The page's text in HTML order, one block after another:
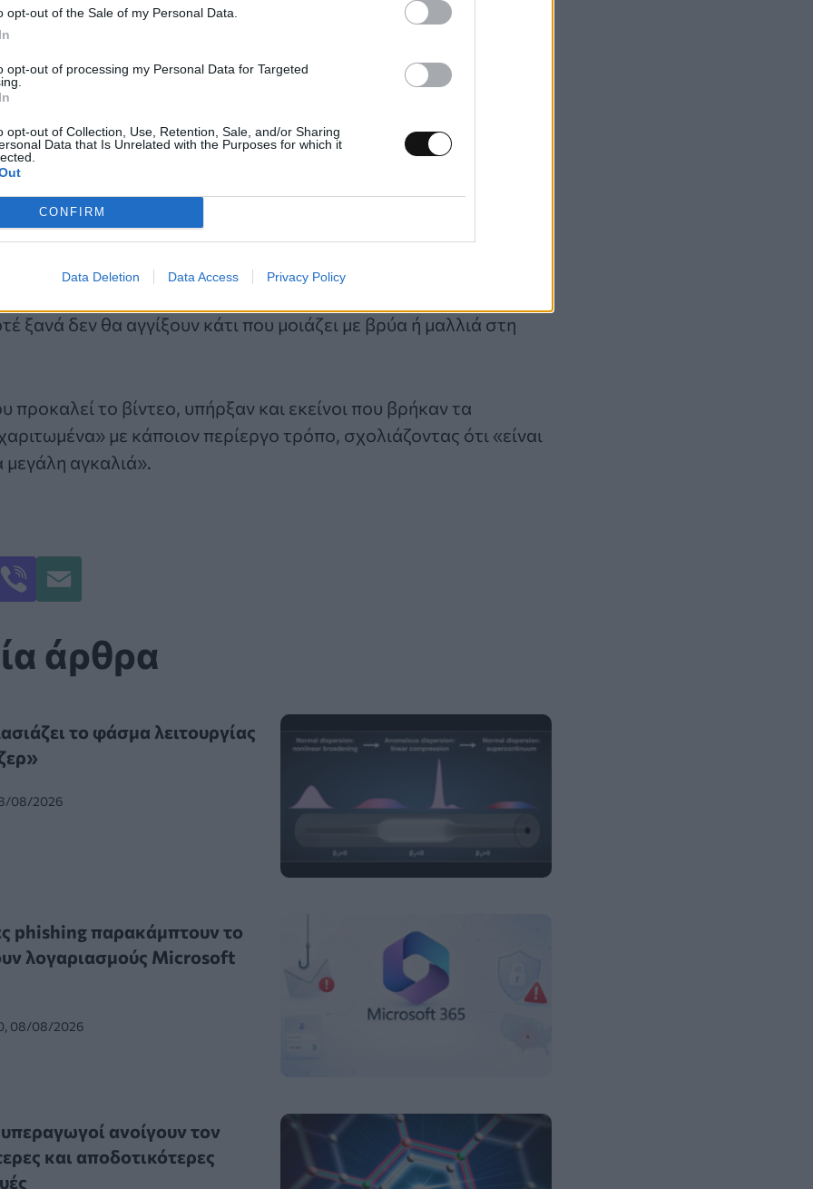
opt-out of the Sale of my Personal Data.
opt-out of processing my Personal Data for Targeted
opt-out of Collection, Use, Retention, Sale, and/or Sharing
Data that Is Unrelated with the Purposes for which it
CONFIRM
Data Deletion Data Access Privacy Policy
ζουν κάτω από πέτρες, ξύλα ή φύλλα και συνήθως μαζεύονται σε
από τους θηρευτές και για να παραμείνουν ζεστά.
αρχικά δημοσιεύτηκε το 2015 από το «Pedaling Pictures» στο
αντιδράσεις στους θεατές. Πολλοί περιέγραψαν την εμπειρία
ξανά δεν θα αγγίξουν κάτι που μοιάζει με βρύα ή μαλλιά στη
προκαλεί το βίντεο, υπήρξαν και εκείνοι που βρήκαν τα
με κάποιον περίεργο τρόπο, σχολιάζοντας ότι «είναι
μεγάλη αγκαλιά».
άρθρα
το φάσμα λειτουργίας
08/2026
phishing παρακάμπτουν το
λογαριασμούς Microsoft
08/08/2026
ανοίγουν τον
και αποδοτικότερες